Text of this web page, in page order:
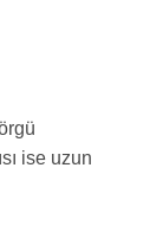
ise uzun